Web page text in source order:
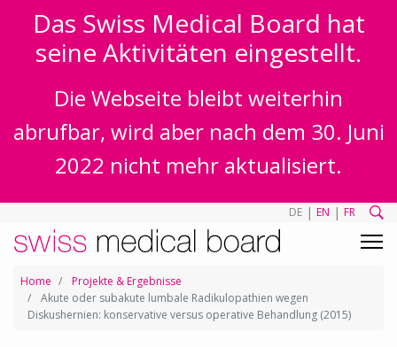
Das Swiss Medical Board hat
seine Aktivitäten eingestellt.
Die Webseite bleibt weiterhin
abrufbar, wird aber nach dem 30. Juni
2022 nicht mehr aktualisiert.
DE | EN | FR
Home
Projekte & Ergebnisse
Akute oder subakute lumbale Radikulopathien wegen
Diskushernien: konservative versus operative Behandlung (2015)